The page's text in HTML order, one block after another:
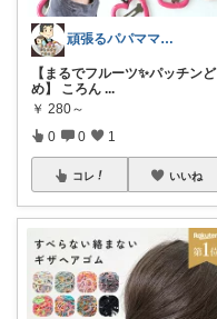
頑張るパパママ応援隊@育児・子供用品紹介
【まるでフルーツ✨パッチンど
め】 ころん ...
￥ 280～
0 0 1
コレ いいね